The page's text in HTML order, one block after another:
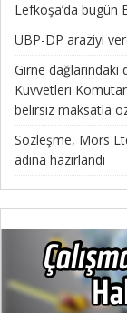
Lefkoşa’da bugün
UBP-DP araziyi
Girne dağlarındaki
Kuvvetleri
belirsiz maksatla
Sözleşme, Mors
adına hazırlandı